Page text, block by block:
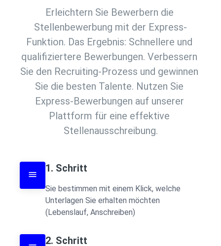
Erleichtern Sie Bewerbern die
Stellenbewerbung mit der Express-
Funktion. Das Ergebnis: Schnellere und
qualifiziertere Bewerbungen. Verbessern
Sie den Recruiting-Prozess und gewinnen
Sie die besten Talente. Nutzen Sie
Express-Bewerbungen auf unserer
Plattform für eine effektive
Stellenausschreibung.
1. Schritt
Sie bestimmen mit einem Klick, welche
Unterlagen Sie erhalten möchten
(Lebenslauf, Anschreiben)
2. Schritt